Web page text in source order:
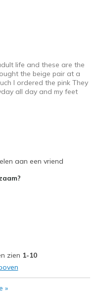
too big
life and these are the
the beige pair at a
I ordered the pink They
all day and my feet
aan een vriend
zien 1-10
»